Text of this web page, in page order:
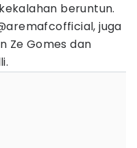
beruntun.
juga
Ze Gomes dan